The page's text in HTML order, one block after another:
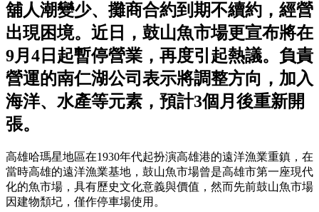
舖人潮變少、攤商合約到期不續約，經營
出現困境。近日，鼓山魚市場更宣布將在
9月4日起暫停營業，再度引起熱議。負責
營運的南仁湖公司表示將調整方向，加入
海洋、水產等元素，預計3個月後重新開
張。
高雄哈瑪星地區在1930年代起扮演高雄港的遠洋漁業重鎮，在
當時高雄的遠洋漁業基地，鼓山魚市場曾是高雄市第一座現代
化的魚市場，具有歷史文化意義與價值，然而先前鼓山魚市場
因建物頹圮，僅作停車場使用。